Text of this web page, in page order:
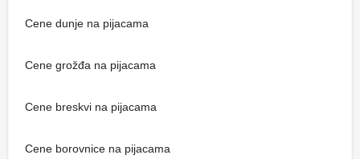
Cene dunje na pijacama
Cene grožđa na pijacama
Cene breskvi na pijacama
Cene borovnice na pijacama